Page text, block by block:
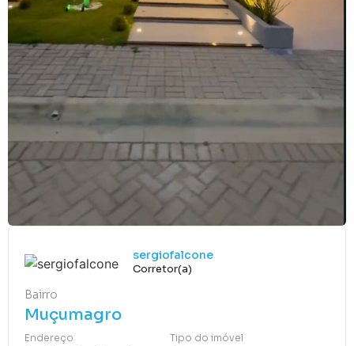
sergiofalcone
Corretor(a)
Bairro
Muçumagro
Endereço Tipo do imóvel